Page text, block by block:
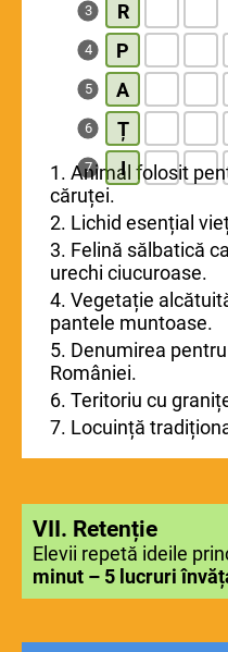
3 R
4 P
5 A
6 Ț
7 I
1. Animal folosit
căruței.
2. Lichid esențial
3. Felină sălbatică
urechi ciucuroase.
4. Vegetație
pantele muntoase.
5. Denumirea
României.
6. Teritoriu cu
7. Locuință
VII. Retenție
Elevii repetă ideile
minut – 5 lucruri